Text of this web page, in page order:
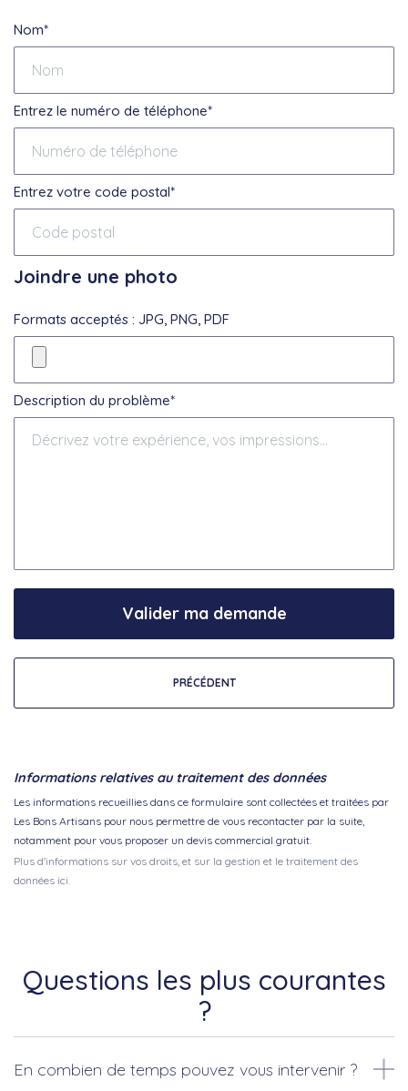
Nom*
Entrez le numéro de téléphone*
Entrez votre code postal*
Joindre une photo
Formats acceptés : JPG, PNG, PDF
Description du problème*
PRÉCÉDENT
Valider ma demande
Informations relatives au traitement des données
Les informations recueillies dans ce formulaire sont collectées et traitées par
Les Bons Artisans pour nous permettre de vous recontacter par la suite,
notamment pour vous proposer un devis commercial gratuit.
Plus d'informations sur vos droits, et sur la gestion et le traitement des
données ici.
Questions les plus courantes
?
En combien de temps pouvez vous intervenir ?